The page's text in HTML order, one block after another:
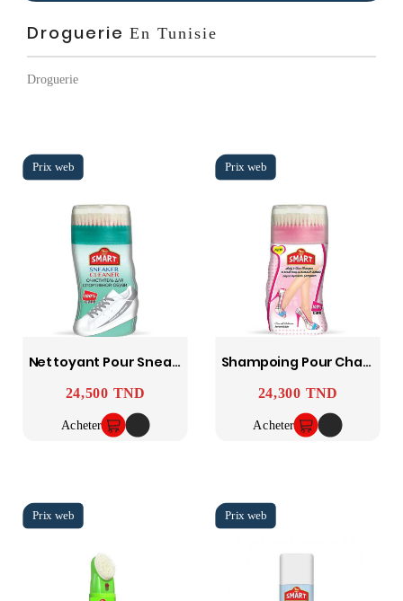
Droguerie En Tunisie
Droguerie
Nettoyant Pour Sneakers Toutes Couleurs 125ml SMART
Prix
24,500 TND
Acheter
Shampoing Pour Chaussures De Dames 125 Ml SMART
Prix
24,300 TND
Acheter